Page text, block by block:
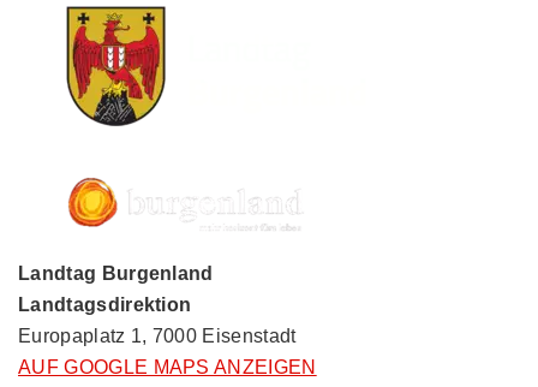
Landtag Burgenland
Landtagsdirektion
Europaplatz 1, 7000 Eisenstadt
AUF GOOGLE MAPS ANZEIGEN